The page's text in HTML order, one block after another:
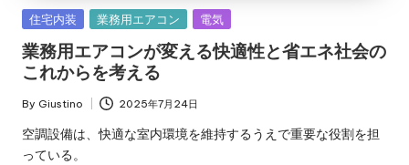
Posted
in
住宅内装 業務用エアコン 電気
業務用エアコンが変える快適性と省エネ社会の
これからを考える
Posted
by
By Giustino 2025年7月24日
空調設備は、快適な室内環境を維持するうえで重要な役割を担
っている。